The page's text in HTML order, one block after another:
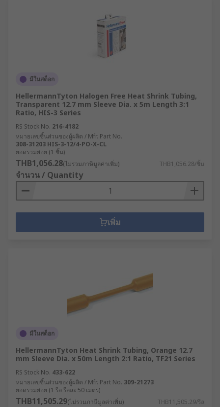
มีในสต็อก
HellermannTyton Halogen Free Heat Shrink Tubing,
Transparent 12.7 mm Sleeve Dia. x 5m Length 3:1
Ratio, HIS-3 Series
RS Stock No. 216-4182
หมายเลขชิ้นส่วนของผู้ผลิต / Mfr. Part No.
308-31203 HIS-3-12/4-PO-X-CL
ยอดรวมย่อย (1 ชิ้น)
THB1,056.28(ไม่รวมภาษีมูลค่าเพิ่ม) THB1,056.28/ชิ้น
จำนวน / Quantity
เพิ่ม
มีในสต็อก
HellermannTyton Heat Shrink Tubing, Orange 12.7
mm Sleeve Dia. x 50m Length 2:1 Ratio, TF21 Series
RS Stock No. 433-622
หมายเลขชิ้นส่วนของผู้ผลิต / Mfr. Part No. 309-21273
ยอดรวมย่อย (1 รีล รีลละ 50 เมตร)
THB11,505.29(ไม่รวมภาษีมูลค่าเพิ่ม) THB11,505.29/รีล